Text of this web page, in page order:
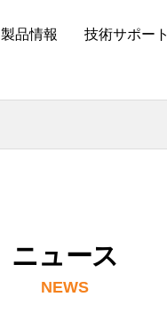
製品情報 技術サポート
ニュース
NEWS